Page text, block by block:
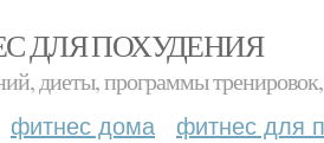
ДЛЯ ПОХУДЕНИЯ
диеты, программы тренировок,
фитнес дома фитнес для